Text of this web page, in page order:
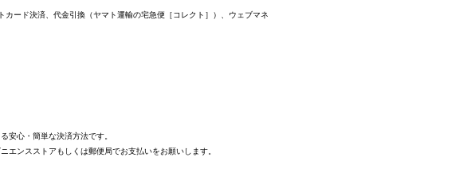
ード決済、代金引換（ヤマト運輸の宅急便［コレクト］）、ウェブマネ
安心・簡単な決済方法です。
ンスストアもしくは郵便局でお支払いをお願いします。